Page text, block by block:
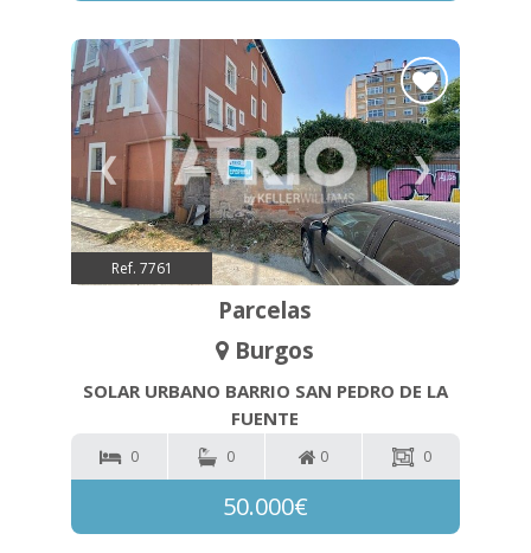
❮ ❯
Ref. 7761
Parcelas
Burgos
SOLAR URBANO BARRIO SAN PEDRO DE LA
FUENTE
0 0 0 0
50.000€